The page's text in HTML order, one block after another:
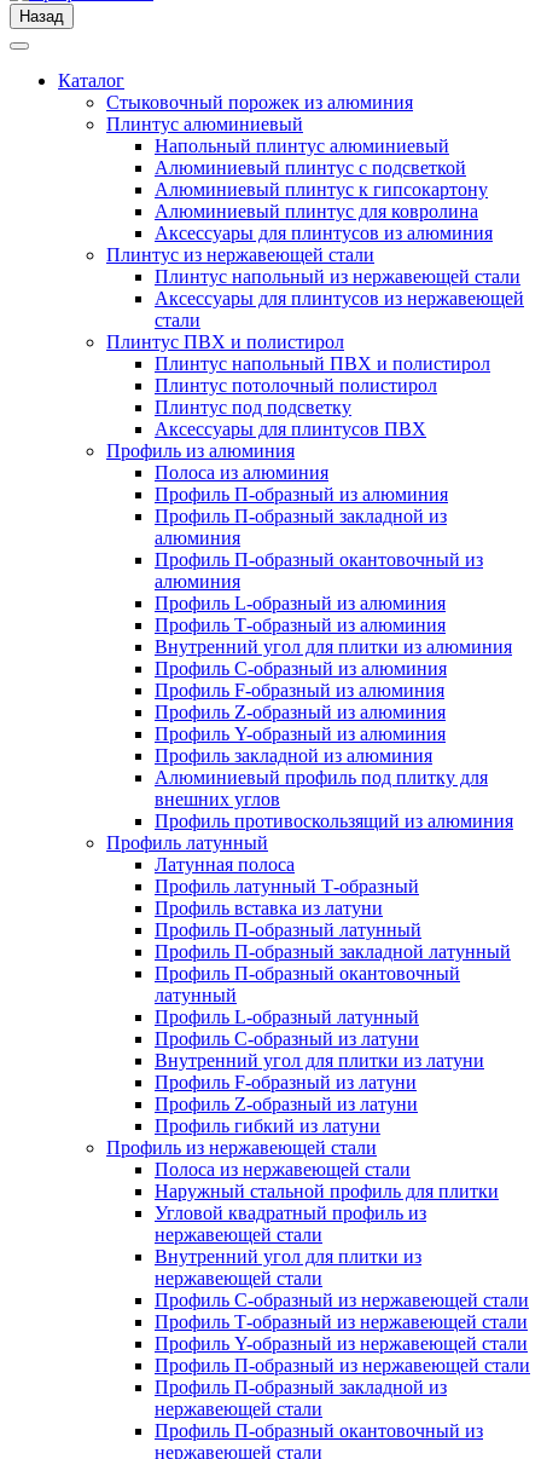
Назад
Каталог
Стыковочный порожек из алюминия
Плинтус алюминиевый
Напольный плинтус алюминиевый
Алюминиевый плинтус с подсветкой
Алюминиевый плинтус к гипсокартону
Алюминиевый плинтус для ковролина
Аксессуары для плинтусов из алюминия
Плинтус из нержавеющей стали
Плинтус напольный из нержавеющей стали
Аксессуары для плинтусов из нержавеющей
стали
Плинтус ПВХ и полистирол
Плинтус напольный ПВХ и полистирол
Плинтус потолочный полистирол
Плинтус под подсветку
Аксессуары для плинтусов ПВХ
Профиль из алюминия
Полоса из алюминия
Профиль П-образный из алюминия
Профиль П-образный закладной из
алюминия
Профиль П-образный окантовочный из
алюминия
Профиль L-образный из алюминия
Профиль Т-образный из алюминия
Внутренний угол для плитки из алюминия
Профиль C-образный из алюминия
Профиль F-образный из алюминия
Профиль Z-образный из алюминия
Профиль Y-образный из алюминия
Профиль закладной из алюминия
Алюминиевый профиль под плитку для
внешних углов
Профиль противоскользящий из алюминия
Профиль латунный
Латунная полоса
Профиль латунный Т-образный
Профиль вставка из латуни
Профиль П-образный латунный
Профиль П-образный закладной латунный
Профиль П-образный окантовочный
латунный
Профиль L-образный латунный
Профиль C-образный из латуни
Внутренний угол для плитки из латуни
Профиль F-образный из латуни
Профиль Z-образный из латуни
Профиль гибкий из латуни
Профиль из нержавеющей стали
Полоса из нержавеющей стали
Наружный стальной профиль для плитки
Угловой квадратный профиль из
нержавеющей стали
Внутренний угол для плитки из
нержавеющей стали
Профиль C-образный из нержавеющей стали
Профиль Т-образный из нержавеющей стали
Профиль Y-образный из нержавеющей стали
Профиль П-образный из нержавеющей стали
Профиль П-образный закладной из
нержавеющей стали
Профиль П-образный окантовочный из
нержавеющей стали